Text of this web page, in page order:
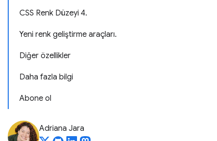
CSS Renk Düzeyi 4.
Yeni renk geliştirme araçları.
Diğer özellikler
Daha fazla bilgi
Abone ol
Adriana Jara